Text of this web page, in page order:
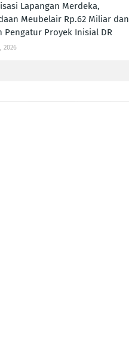
Lapangan Merdeka,
Meubelair Rp.62 Miliar dan
Pengatur Proyek Inisial DR
2026